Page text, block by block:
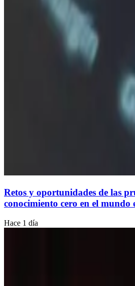
Retos y oportunidades de las
conocimiento cero en el mundo
Hace 1 día